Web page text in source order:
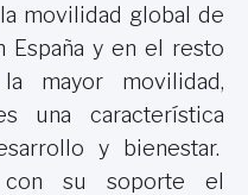
movilidad global de
España y en el resto
mayor movilidad,
una característica
y bienestar.
con su soporte el